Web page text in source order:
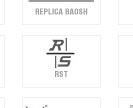
REPLICA BAOSH
RST